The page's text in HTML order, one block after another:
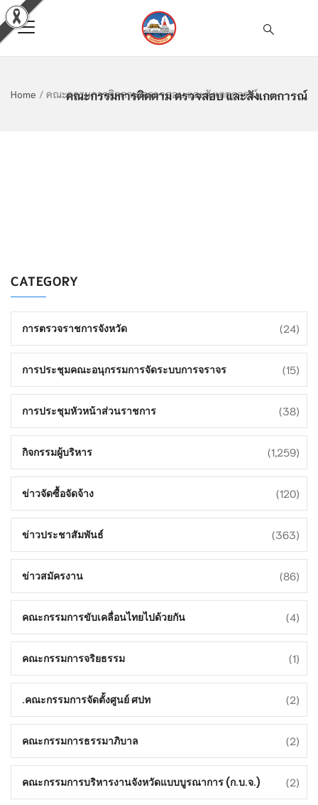
คณะกรรมการติดตาม ตรวจสอบ และสังเกตการณ์
Home / คณะกรรมการติดตาม ตรวจสอบ และสังเกตการณ์
CATEGORY
การตรวจราชการจังหวัด (24)
การประชุมคณะอนุกรรมการจัดระบบการจราจร (15)
การประชุมหัวหน้าส่วนราชการ (38)
กิจกรรมผู้บริหาร (1,259)
ข่าวจัดซื้อจัดจ้าง (120)
ข่าวประชาสัมพันธ์ (363)
ข่าวสมัครงาน (86)
คณะกรรมการขับเคลื่อนไทยไปด้วยกัน (4)
คณะกรรมการจริยธรรม (1)
คณะกรรมการจัดตั้งศูนย์ ศปท. (2)
คณะกรรมการธรรมาภิบาล (2)
คณะกรรมการบริหารงานจังหวัดแบบบูรณาการ (ก.บ.จ.) (2)